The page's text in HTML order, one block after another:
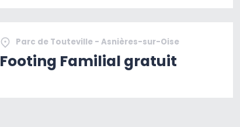
Parc de Touteville - Asnières-sur-Oise
Footing Familial gratuit